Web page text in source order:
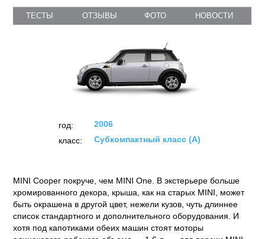
ТЕСТЫ ОТЗЫВЫ ФОТО НОВОСТИ
год:
2006
класс:
Субкомпактный класс (А)
MINI Cooper покруче, чем MINI One. В экстерьере больше
хромированного декора, крыша, как на старых MINI, может
быть окрашена в другой цвет, нежели кузов, чуть длиннее
список стандартного и дополнительного оборудования. И
хотя под капотиками обеих машин стоят моторы